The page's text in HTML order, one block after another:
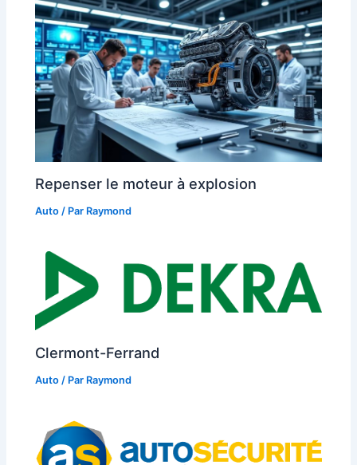
Repenser le moteur à explosion
Auto / Par Raymond
Clermont-Ferrand
Auto / Par Raymond